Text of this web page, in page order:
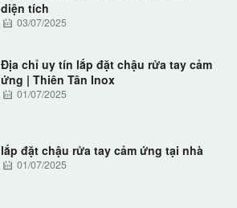
diện tích
03/07/2025
Địa chỉ uy tín lắp đặt chậu rửa tay cảm
ứng | Thiên Tân Inox
01/07/2025
lắp đặt chậu rửa tay cảm ứng tại nhà
01/07/2025